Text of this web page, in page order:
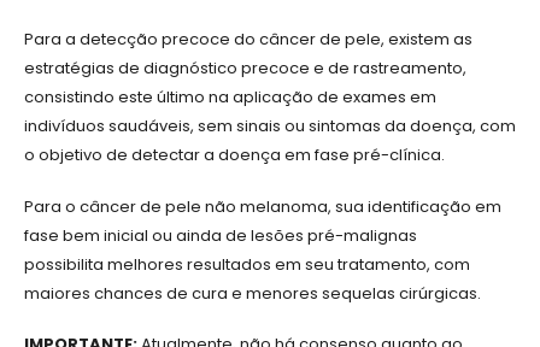
Para a detecção precoce do câncer de pele, existem as
estratégias de diagnóstico precoce e de rastreamento,
consistindo este último na aplicação de exames em
indivíduos saudáveis, sem sinais ou sintomas da doença, com
o objetivo de detectar a doença em fase pré-clínica.
Para o câncer de pele não melanoma, sua identificação em
fase bem inicial ou ainda de lesões pré-malignas
possibilita melhores resultados em seu tratamento, com
maiores chances de cura e menores sequelas cirúrgicas.